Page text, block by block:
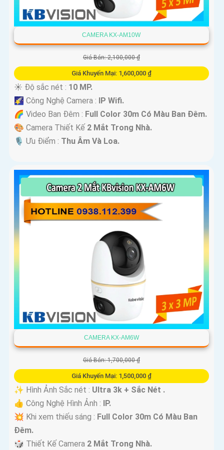
CAMERA KX-AM10W
Giá Bán: 2,100,000 ₫
Giá Khuyến Mại: 1,600,000 ₫
☀️ Độ sắc nét : 10 MP.
🌠 Công Nghệ Camera : IP Wifi.
🌈 Video Ban Đêm : Full Color 30m Có Màu Ban Ðêm.
🎨 Camera Thiết Kế 2 Mắt Trong Nhà.
️🎙 Ưu Điểm : Thu Âm Và Loa.
CAMERA KX-AM6W
Giá Bán: 1,700,000 ₫
Giá Khuyến Mại: 1,500,000 ₫
✨ Hình Ảnh Sắc nét : Ultra 3k + Sắc Nét .
👍 Công Nghệ Hình Ảnh : IP.
💥 Khi xem thiếu sáng : Full Color 30m Có Màu Ban
Ðêm.
🎲 Thiết Kế Camera 2 Mắt Trong Nhà.